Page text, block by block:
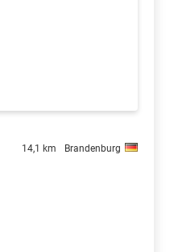
14,1 km Brandenburg